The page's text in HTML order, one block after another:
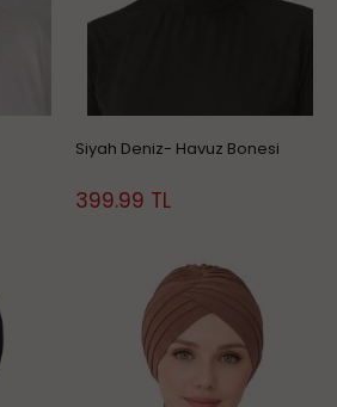
Siyah Deniz- Havuz Bonesi
399.99 TL